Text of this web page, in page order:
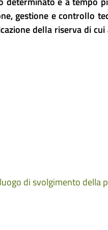
gestione e controllo
della riserva di cui
di svolgimento della